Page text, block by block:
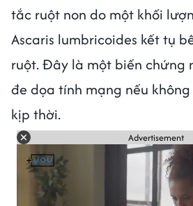
tắc ruột non do một khối
Ascaris lumbricoides kết tụ
ruột. Đây là một biến chứng
đe dọa tính mạng nếu
kịp thời.
Advertisement